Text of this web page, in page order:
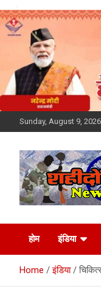
Skip
to
Sunday, August 9, 2026
Latest
होम इंडिया
Home इंडिया